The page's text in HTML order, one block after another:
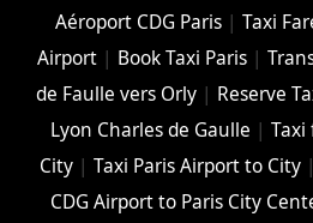
Aéroport CDG Paris| Taxi
Airport | Book Taxi Paris |
de Faulle vers Orly| Reserve
Lyon Charles de Gaulle |Taxi
City |Taxi Paris Airport to City
CDG Airport to Paris City